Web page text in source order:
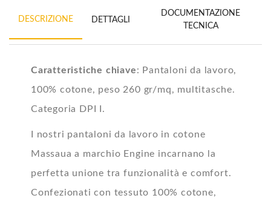
DESCRIZIONE DETTAGLI
DOCUMENTAZIONE
TECNICA
Caratteristiche chiave: Pantaloni da lavoro,
100% cotone, peso 260 gr/mq, multitasche.
Categoria DPI I.
I nostri pantaloni da lavoro in cotone
Massaua a marchio Engine incarnano la
perfetta unione tra funzionalità e comfort.
Confezionati con tessuto 100% cotone,